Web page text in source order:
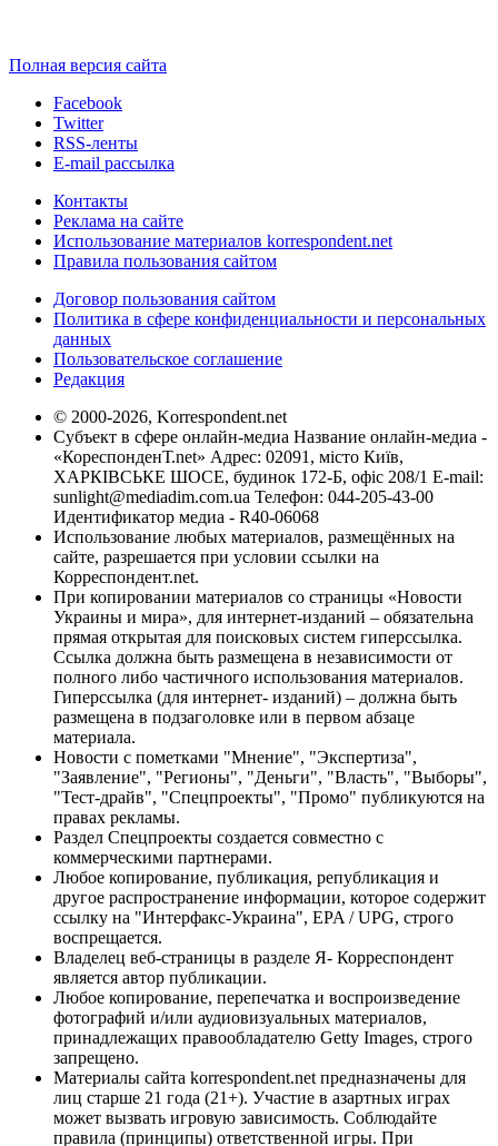
Полная версия сайта
Facebook
Twitter
RSS-ленты
E-mail рассылка
Контакты
Реклама на сайте
Использование материалов korrespondent.net
Правила пользования сайтом
Договор пользования сайтом
Политика в сфере конфиденциальности и персональных
данных
Пользовательское соглашение
Редакция
© 2000-2026, Korrespondent.net
Субъект в сфере онлайн-медиа Название онлайн-медиа -
«КореспонденТ.net» Адрес: 02091, місто Київ,
ХАРКІВСЬКЕ ШОСЕ, будинок 172-Б, офіс 208/1 E-mail:
sunlight@mediadim.com.ua Телефон: 044-205-43-00
Идентификатор медиа - R40-06068
Использование любых материалов, размещённых на
сайте, разрешается при условии ссылки на
Корреспондент.net.
При копировании материалов со страницы «Новости
Украины и мира», для интернет-изданий – обязательна
прямая открытая для поисковых систем гиперссылка.
Ссылка должна быть размещена в независимости от
полного либо частичного использования материалов.
Гиперссылка (для интернет- изданий) – должна быть
размещена в подзаголовке или в первом абзаце
материала.
Новости с пометками "Мнение", "Экспертиза",
"Заявление", "Регионы", "Деньги", "Власть", "Выборы",
"Тест-драйв", "Спецпроекты", "Промо" публикуются на
правах рекламы.
Раздел Спецпроекты создается совместно с
коммерческими партнерами.
Любое копирование, публикация, републикация и
другое распространение информации, которое содержит
ссылку на "Интерфакс-Украина", EPA / UPG, строго
воспрещается.
Владелец веб-страницы в разделе Я- Корреспондент
является автор публикации.
Любое копирование, перепечатка и воспроизведение
фотографий и/или аудиовизуальных материалов,
принадлежащих правообладателю Getty Images, строго
запрещено.
Материалы сайта korrespondent.net предназначены для
лиц старше 21 года (21+). Участие в азартных играх
может вызвать игровую зависимость. Соблюдайте
правила (принципы) ответственной игры. При